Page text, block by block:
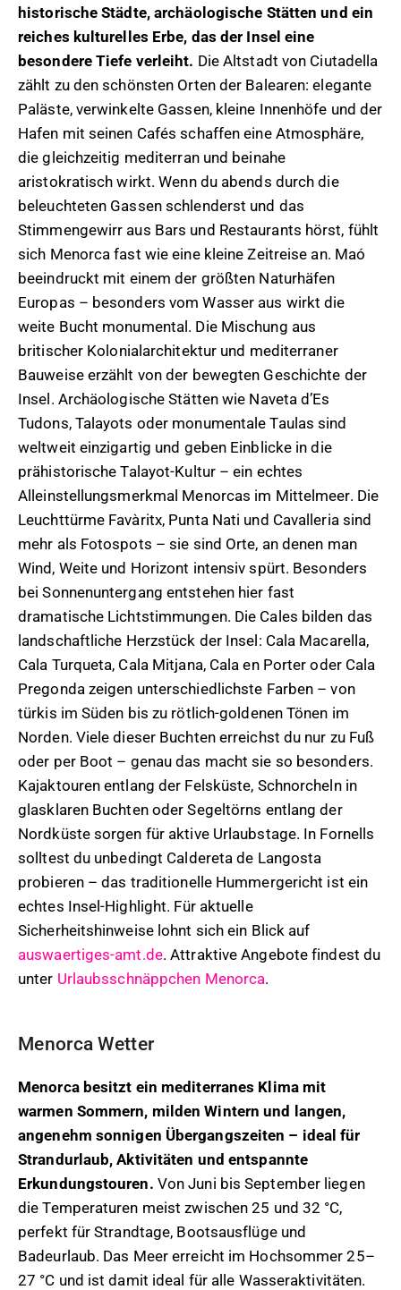
historische Städte, archäologische Stätten und ein
reiches kulturelles Erbe, das der Insel eine
besondere Tiefe verleiht. Die Altstadt von Ciutadella
zählt zu den schönsten Orten der Balearen: elegante
Paläste, verwinkelte Gassen, kleine Innenhöfe und der
Hafen mit seinen Cafés schaffen eine Atmosphäre,
die gleichzeitig mediterran und beinahe
aristokratisch wirkt. Wenn du abends durch die
beleuchteten Gassen schlenderst und das
Stimmengewirr aus Bars und Restaurants hörst, fühlt
sich Menorca fast wie eine kleine Zeitreise an. Maó
beeindruckt mit einem der größten Naturhäfen
Europas – besonders vom Wasser aus wirkt die
weite Bucht monumental. Die Mischung aus
britischer Kolonialarchitektur und mediterraner
Bauweise erzählt von der bewegten Geschichte der
Insel. Archäologische Stätten wie Naveta d’Es
Tudons, Talayots oder monumentale Taulas sind
weltweit einzigartig und geben Einblicke in die
prähistorische Talayot-Kultur – ein echtes
Alleinstellungsmerkmal Menorcas im Mittelmeer. Die
Leuchttürme Favàritx, Punta Nati und Cavalleria sind
mehr als Fotospots – sie sind Orte, an denen man
Wind, Weite und Horizont intensiv spürt. Besonders
bei Sonnenuntergang entstehen hier fast
dramatische Lichtstimmungen. Die Cales bilden das
landschaftliche Herzstück der Insel: Cala Macarella,
Cala Turqueta, Cala Mitjana, Cala en Porter oder Cala
Pregonda zeigen unterschiedlichste Farben – von
türkis im Süden bis zu rötlich-goldenen Tönen im
Norden. Viele dieser Buchten erreichst du nur zu Fuß
oder per Boot – genau das macht sie so besonders.
Kajaktouren entlang der Felsküste, Schnorcheln in
glasklaren Buchten oder Segeltörns entlang der
Nordküste sorgen für aktive Urlaubstage. In Fornells
solltest du unbedingt Caldereta de Langosta
probieren – das traditionelle Hummergericht ist ein
echtes Insel-Highlight. Für aktuelle
Sicherheitshinweise lohnt sich ein Blick auf
auswaertiges-amt.de. Attraktive Angebote findest du
unter Urlaubsschnäppchen Menorca.
Menorca Wetter
Menorca besitzt ein mediterranes Klima mit
warmen Sommern, milden Wintern und langen,
angenehm sonnigen Übergangszeiten – ideal für
Strandurlaub, Aktivitäten und entspannte
Erkundungstouren. Von Juni bis September liegen
die Temperaturen meist zwischen 25 und 32 °C,
perfekt für Strandtage, Bootsausflüge und
Badeurlaub. Das Meer erreicht im Hochsommer 25–
27 °C und ist damit ideal für alle Wasseraktivitäten.